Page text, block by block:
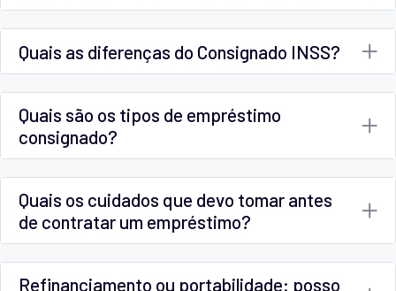
Quais as diferenças do Consignado INSS?
Quais são os tipos de empréstimo
consignado?
Quais os cuidados que devo tomar antes
de contratar um empréstimo?
Refinanciamento ou portabilidade: posso